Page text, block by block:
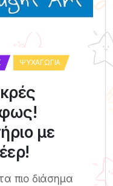
ΨΥΧΑΓΩΓΊΑ
φως!
με
πιο διάσημα